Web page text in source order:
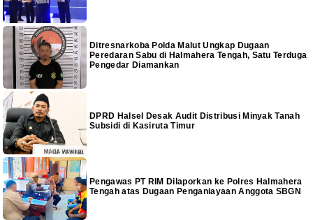
Ditresnarkoba Polda Malut Ungkap Dugaan
Peredaran Sabu di Halmahera Tengah, Satu Terduga
Pengedar Diamankan
DPRD Halsel Desak Audit Distribusi Minyak Tanah
Subsidi di Kasiruta Timur
Pengawas PT RIM Dilaporkan ke Polres Halmahera
Tengah atas Dugaan Penganiayaan Anggota SBGN